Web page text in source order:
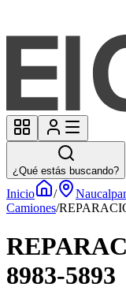
¿Qué estás buscando?
Inicio /
Camiones/
8983-5893